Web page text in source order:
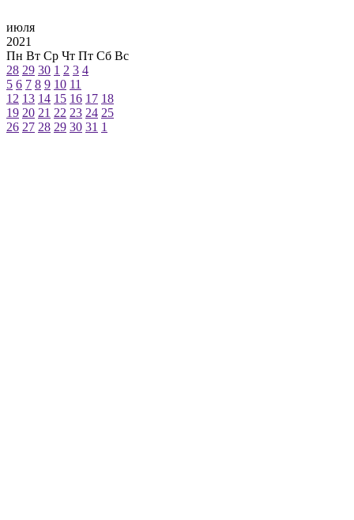
июля
2021
Пн Вт Ср Чт Пт Сб Вс
28 29 30 1 2 3 4
5 6 7 8 9 10 11
12 13 14 15 16 17 18
19 20 21 22 23 24 25
26 27 28 29 30 31 1